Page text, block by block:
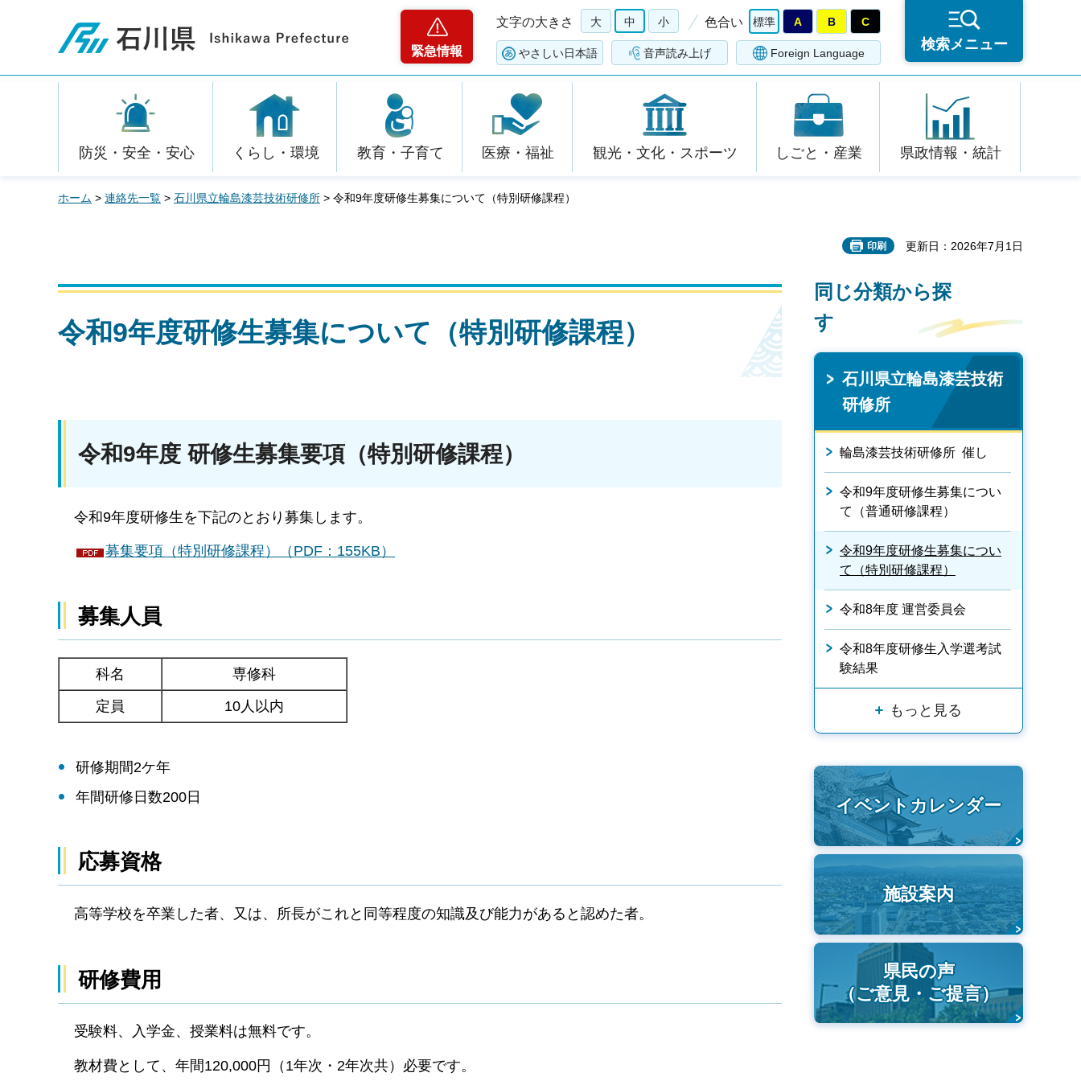
石川県
緊急情報
文字の大きさ 大 中 小 色合い 標準 A B C
やさしい日本語 音声読み上げ Foreign Language
検索メニュー
防災・安全・安心 くらし・環境 教育・子育て 医療・福祉 観光・文化・スポーツ しごと・産業 県政情報・統計
ホーム > 連絡先一覧 > 石川県立輪島漆芸技術研修所 > 令和9年度研修生募集について（特別研修課程）
印刷 更新日：2026年7月1日
令和9年度研修生募集について（特別研修課程）
令和9年度 研修生募集要項（特別研修課程）
令和9年度研修生を下記のとおり募集します。
募集要項（特別研修課程）（PDF：155KB）
募集人員
科名
専修科
定員
10人以内
研修期間2ケ年
年間研修日数200日
応募資格
高等学校を卒業した者、又は、所長がこれと同等程度の知識及び能力があると認めた者。
研修費用
受験料、入学金、授業料は無料です。
教材費として、年間120,000円（1年次・2年次共）必要です。
同じ分類から探
す
石川県立輪島漆芸技術
研修所
輪島漆芸技術研修所 催し
令和9年度研修生募集につい
て（普通研修課程）
令和9年度研修生募集につい
て（特別研修課程）
令和8年度 運営委員会
令和8年度研修生入学選考試
験結果
もっと見る
イベントカレンダー
施設案内
県民の声
（ご意見・ご提言）